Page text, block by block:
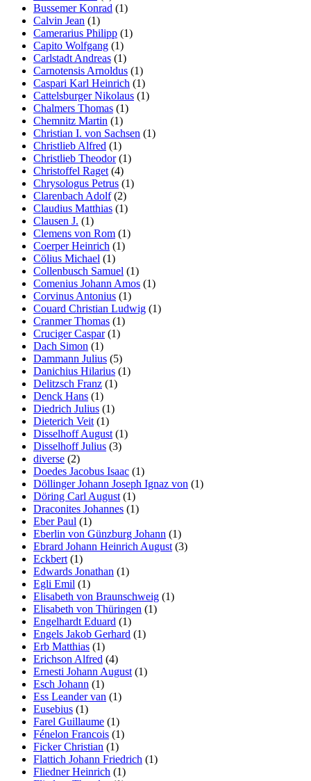
Bussemer Konrad (1)
Calvin Jean (1)
Camerarius Philipp (1)
Capito Wolfgang (1)
Carlstadt Andreas (1)
Carnotensis Arnoldus (1)
Caspari Karl Heinrich (1)
Cattelsburger Nikolaus (1)
Chalmers Thomas (1)
Chemnitz Martin (1)
Christian I. von Sachsen (1)
Christlieb Alfred (1)
Christlieb Theodor(1)
Christoffel Raget (4)
Chrysologus Petrus (1)
Clarenbach Adolf(2)
Claudius Matthias (1)
Clausen J. (1)
Clemens von Rom (1)
Coerper Heinrich (1)
Cölius Michael (1)
Collenbusch Samuel (1)
Comenius Johann Amos (1)
Corvinus Antonius (1)
Couard Christian Ludwig (1)
Cranmer Thomas (1)
Cruciger Caspar(1)
Dach Simon (1)
Dammann Julius (5)
Danichius Hilarius (1)
Delitzsch Franz (1)
Denck Hans (1)
Diedrich Julius (1)
Dieterich Veit (1)
Disselhoff August (1)
Disselhoff Julius (3)
diverse (2)
Doedes Jacobus Isaac (1)
Döllinger Johann Joseph Ignaz von (1)
Döring Carl August (1)
Draconites Johannes (1)
Eber Paul (1)
Eberlin von Günzburg Johann (1)
Ebrard Johann Heinrich August (3)
Eckbert (1)
Edwards Jonathan (1)
Egli Emil (1)
Elisabeth von Braunschweig (1)
Elisabeth von Thüringen (1)
Engelhardt Eduard (1)
Engels Jakob Gerhard (1)
Erb Matthias (1)
Erichson Alfred (4)
Ernesti Johann August (1)
Esch Johann (1)
Ess Leander van (1)
Eusebius (1)
Farel Guillaume (1)
Fénelon Francois (1)
Ficker Christian (1)
Flattich Johann Friedrich (1)
Fliedner Heinrich (1)